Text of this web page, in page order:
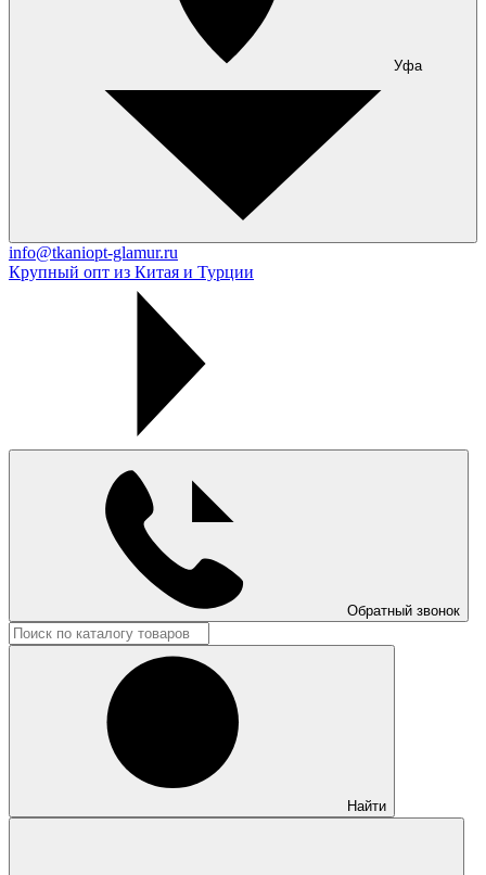
Уфа
info@tkaniopt-glamur.ru
Крупный опт из Китая и Турции
Обратный звонок
Найти